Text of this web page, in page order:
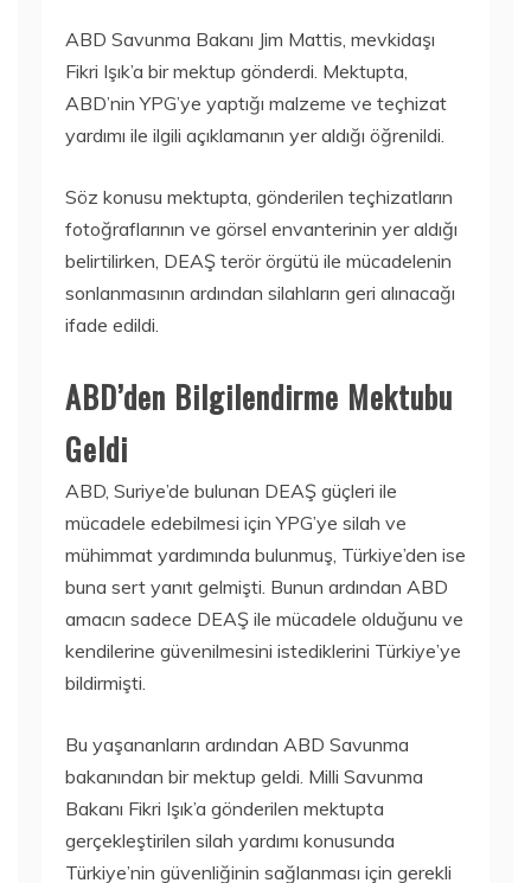
ABD Savunma Bakanı Jim Mattis, mevkidaşı
Fikri Işık’a bir mektup gönderdi. Mektupta,
ABD’nin YPG’ye yaptığı malzeme ve teçhizat
yardımı ile ilgili açıklamanın yer aldığı öğrenildi.
Söz konusu mektupta, gönderilen teçhizatların
fotoğraflarının ve görsel envanterinin yer aldığı
belirtilirken, DEAŞ terör örgütü ile mücadelenin
sonlanmasının ardından silahların geri alınacağı
ifade edildi.
ABD’den Bilgilendirme Mektubu
Geldi
ABD, Suriye’de bulunan DEAŞ güçleri ile
mücadele edebilmesi için YPG’ye silah ve
mühimmat yardımında bulunmuş, Türkiye’den ise
buna sert yanıt gelmişti. Bunun ardından ABD
amacın sadece DEAŞ ile mücadele olduğunu ve
kendilerine güvenilmesini istediklerini Türkiye’ye
bildirmişti.
Bu yaşananların ardından ABD Savunma
bakanından bir mektup geldi. Milli Savunma
Bakanı Fikri Işık’a gönderilen mektupta
gerçekleştirilen silah yardımı konusunda
Türkiye’nin güvenliğinin sağlanması için gerekli